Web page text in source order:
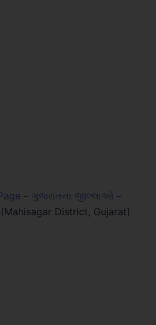
– ગુજરાતના જીલ્લાઓ –
District, Gujarat)